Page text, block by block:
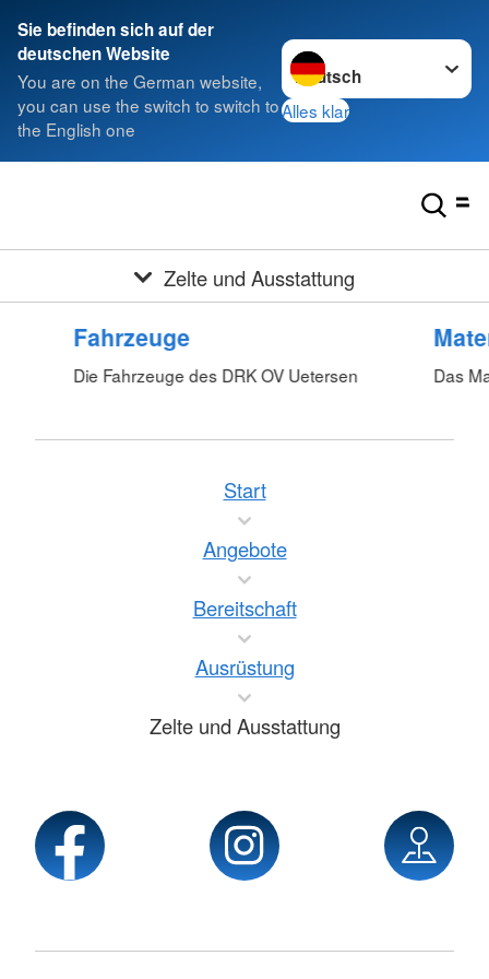
Sie befinden sich auf der
deutschen Website
You are on the German website,
you can use the switch to switch to
the English one
Sprache wechseln zu
Alles klar
Zelte und Ausstattung
Fahrzeuge
Die Fahrzeuge des DRK OV Uetersen Das
Start
Angebote
Bereitschaft
Ausrüstung
Zelte und Ausstattung